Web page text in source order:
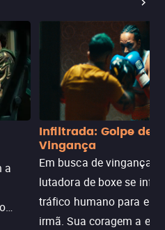
a
Infiltrada: Golpe de
Vingança
Em busca de vingança,
lutadora de boxe se
tráfico humano para
irmã. Sua coragem a